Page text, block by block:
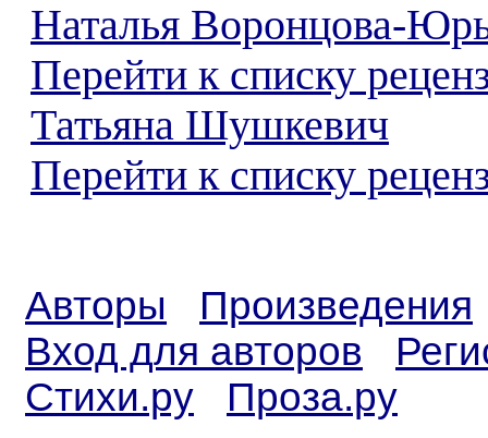
Наталья Воронцова-
Перейти к списку
Татьяна Шушкевич
Перейти к списку
Авторы
Произведения
Вход для авторов
Стихи.ру
Проза.ру